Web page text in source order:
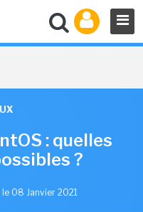
: quelles
?
le 08 Janvier 2021